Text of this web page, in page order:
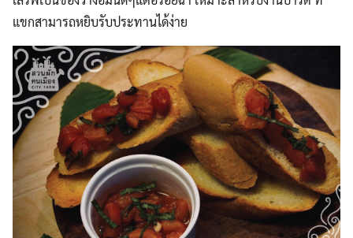
for:
แขกสามารถหยิบรับประทานได้ง่าย